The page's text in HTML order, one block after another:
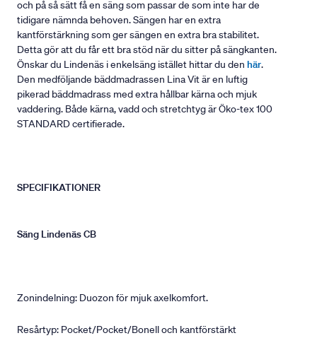
och på så sätt få en säng som passar de som inte har de
tidigare nämnda behoven. Sängen har en extra
kantförstärkning som ger sängen en extra bra stabilitet.
Detta gör att du får ett bra stöd när du sitter på sängkanten.
Önskar du Lindenäs i enkelsäng istället hittar du den här.
Den medföljande bäddmadrassen Lina Vit är en luftig
pikerad bäddmadrass med extra hållbar kärna och mjuk
vaddering. Både kärna, vadd och stretchtyg är Öko-tex 100
STANDARD certifierade.
SPECIFIKATIONER
Säng Lindenäs CB
Zonindelning: Duozon för mjuk axelkomfort.
Resårtyp: Pocket/Pocket/Bonell och kantförstärkt